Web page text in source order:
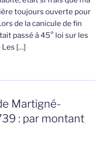
toujours ouverte pour
de la canicule de fin
passé à 45° loi sur les
[…]
Martigné-
: par montant